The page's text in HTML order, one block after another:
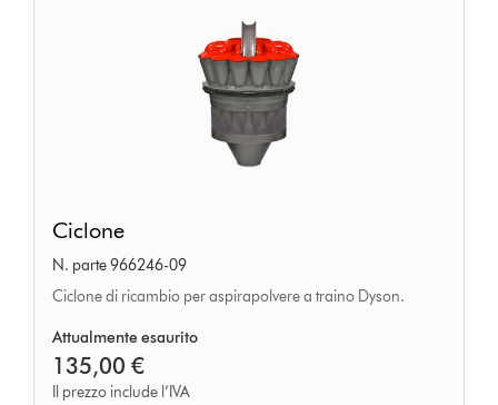
Ciclone
N. parte 966246-09
Ciclone di ricambio per aspirapolvere a traino Dyson.
Attualmente esaurito
135,00 €
Il prezzo include l’IVA